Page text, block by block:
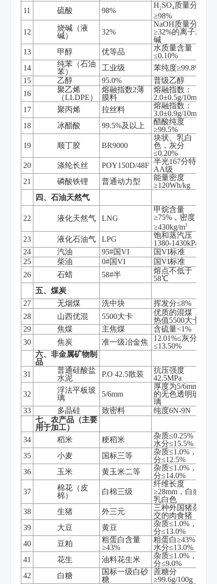
11 硫酸 98%
H2 SO4质量分数
≥98%
12
烧碱（液
碱）
32%
NaOH质量分数
≥32%的离子膜
碱
13
甲醇 优等品
水质量含量
≤0.10%
14
纯苯（石油
苯）
工业级
苯纯度≥99.8%
15
乙醇 95.0%
普级乙醇
16
聚乙烯
（LLDPE）
熔融指数2薄
膜料
熔融指数：
2.0±0.5g/10min
17
聚丙烯 拉丝料
熔融指数：
3.0±0.9g/10min
18
冰醋酸 99.5%及以上
醋酸纯度
≥99.5%
19
顺丁胶 BR9000
块状、乳白
色，灰分
≤0.20%
20
涤纶长丝 POY150D/48F 半光167分特，
AA级
21
磷酸铁锂 普通动力型
能量密度
≥120Wh/kg
四、石油天然气
22 液化天然气 LNG
甲烷含量
≥75%，密度
≥430kg/m3
23 液化石油气 LPG
饱和蒸汽压
1380-1430kPa
24
汽油 95#国VI
国VI标准
25
柴油 0#国VI
国VI标准
26
石蜡 58#半
熔点不低于
58℃
五、煤炭
27
无烟煤 洗中块
挥发分≤8%
28
山西优混 5500大卡
优质的混煤，
热值5500大卡
29
焦煤 主焦煤
含硫量<1%
30
焦炭 准一级冶金焦
12.01%≤灰分
≤13.50%
六、非金属矿物制
品
31
普通硅酸盐
水泥
P.O 42.5散装
抗压强度
42.5MPa
32
浮法平板玻
璃
5/6mm
厚度为5/6mm
的无色透明玻
璃
33
多晶硅 致密料
纯度6N-9N
七、农产品（主要
用于加工）
34
稻米 粳稻米
杂质≤0.25%，
水分≤15.5%
35
小麦 国标三等
杂质≤1.0%，水
分≤12.5%
36
玉米 黄玉米二等
杂质≤1.0%，水
分≤14.0%
37
棉花（皮
棉）
白棉三级
纤维长度
≥28mm，白或
乳白色
38
生猪 外三元
三种外国猪杂
交的肉食猪
39
大豆 黄豆
杂质≤1.0%，水
分≤13.0%
40
豆粕
粗蛋白含量
≥43%
粗蛋白≥43%，
水分≤13.0%
41
花生 油料花生米
杂质≤1.0%，水
分≤9.0%
42
白糖
国标一级白砂
糖
蔗糖分
≥99.6g/100g